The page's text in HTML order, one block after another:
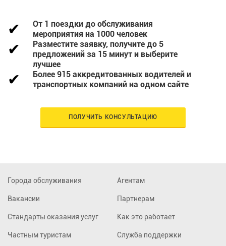
От 1 поездки до обслуживания
мероприятия на 1000 человек
Разместите заявку, получите до 5
предложений за 15 минут и выберите
лучшее
Более 915 аккредитованных водителей и
транспортных компаний на одном сайте
ПОЛУЧИТЬ КОНСУЛЬТАЦИЮ
Города обслуживания
Вакансии
Стандарты оказания услуг
Частным туристам
Агентам
Партнерам
Как это работает
Служба поддержки